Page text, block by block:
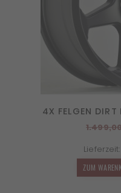
4X FELGEN
Lieferzeit:
ZUM